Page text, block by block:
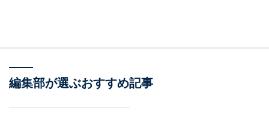
4月1日のエイプリルフールに“ホントのホントに”公開さ
編集部が選ぶおすすめ記事